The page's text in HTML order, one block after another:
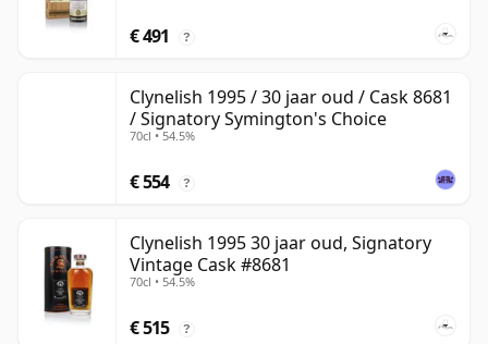
€ 491 ?
Clynelish 1995 / 30 jaar oud / Cask 8681
/ Signatory Symington's Choice
70cl • 54.5%
€ 554 ?
Clynelish 1995 30 jaar oud, Signatory
Vintage Cask #8681
70cl • 54.5%
€ 515 ?